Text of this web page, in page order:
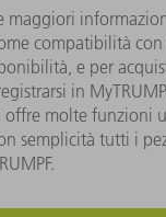
maggiori
compatibilità con
e per
in
offre molte funzioni
semplicità tutti i